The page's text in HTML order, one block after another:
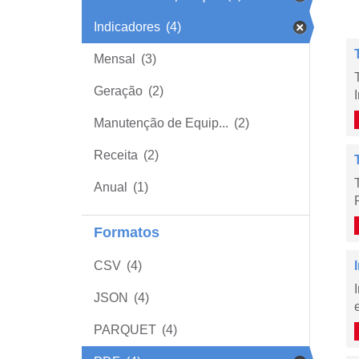
Indicadores (4)
Mensal (3)
Geração (2)
Manutenção de Equip... (2)
Receita (2)
Anual (1)
Formatos
CSV (4)
JSON (4)
PARQUET (4)